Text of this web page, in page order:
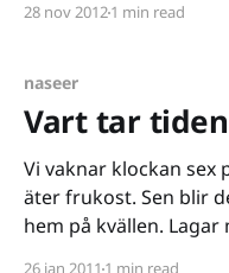
något helt annat - det
28 nov 20121 min read
naseer
Vart tar
Vi vaknar klockan sex
äter frukost. Sen blir
hem på kvällen. Lagar
26 jan 2011 1 min read